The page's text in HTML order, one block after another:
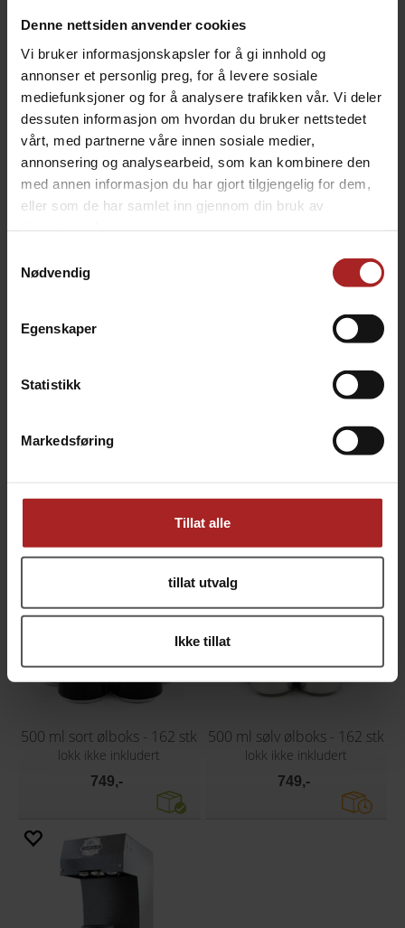
Denne nettsiden anvender cookies
Vi bruker informasjonskapsler for å gi innhold og
annonser et personlig preg, for å levere sosiale
mediefunksjoner og for å analysere trafikken vår. Vi deler
dessuten informasjon om hvordan du bruker nettstedet
vårt, med partnerne våre innen sosiale medier,
annonsering og analysearbeid, som kan kombinere den
med annen informasjon du har gjort tilgjengelig for dem,
eller som de har samlet inn gjennom din bruk av
Nødvendig
Egenskaper
Statistikk
Markedsføring
Tillat alle
tillat utvalg
Ikke tillat
330 ml sølv ølboks - 216 stk
lokk ikke inkludert
799,-
440 ml hvit ølboks - 162 stk
lokk ikke inkludert
749,-
440 ml sort ølboks - 162 stk
749,-
440 ml sølv ølboks - 162 stk
749,-
500 ml sort ølboks - 162 stk
lokk ikke inkludert
749,-
500 ml sølv ølboks - 162 stk
lokk ikke inkludert
749,-